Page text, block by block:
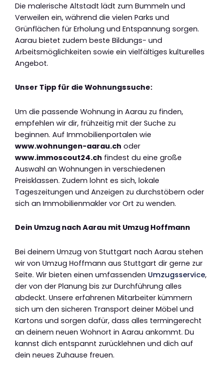
Die malerische Altstadt lädt zum Bummeln und
Verweilen ein, während die vielen Parks und
Grünflächen für Erholung und Entspannung sorgen.
Aarau bietet zudem beste Bildungs- und
Arbeitsmöglichkeiten sowie ein vielfältiges kulturelles
Angebot.
Unser Tipp für die Wohnungssuche:
Um die passende Wohnung in Aarau zu finden,
empfehlen wir dir, frühzeitig mit der Suche zu
beginnen. Auf Immobilienportalen wie
www.wohnungen-aarau.ch oder
www.immoscout24.ch findest du eine große
Auswahl an Wohnungen in verschiedenen
Preisklassen. Zudem lohnt es sich, lokale
Tageszeitungen und Anzeigen zu durchstöbern oder
sich an Immobilienmakler vor Ort zu wenden.
Dein Umzug nach Aarau mit Umzug Hoffmann
Bei deinem Umzug von Stuttgart nach Aarau stehen
wir von Umzug Hoffmann aus Stuttgart dir gerne zur
Seite. Wir bieten einen umfassenden Umzugsservice,
der von der Planung bis zur Durchführung alles
abdeckt. Unsere erfahrenen Mitarbeiter kümmern
sich um den sicheren Transport deiner Möbel und
Kartons und sorgen dafür, dass alles termingerecht
an deinem neuen Wohnort in Aarau ankommt. Du
kannst dich entspannt zurücklehnen und dich auf
dein neues Zuhause freuen.